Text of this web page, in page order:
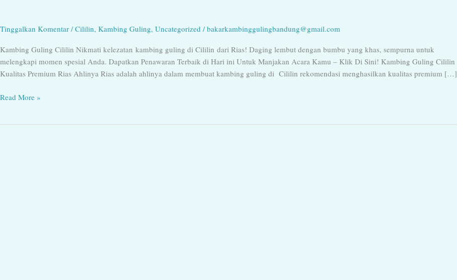
Tinggalkan Komentar /Cililin, Kambing Guling, Uncategorized /bakarkambinggulingbandung@gmail.com
Kambing Guling Cililin Nikmati kelezatan kambing guling di Cililin dari Rias! Daging lembut dengan bumbu yang khas, sempurna untuk
melengkapi momen spesial Anda. Dapatkan Penawaran Terbaik di Hari ini Untuk Manjakan Acara Kamu – Klik Di Sini! Kambing Guling Cililin
Kualitas Premium Rias Ahlinya Rias adalah ahlinya dalam membuat kambing guling di Cililin rekomendasi menghasilkan kualitas premium […]
Rias
082128000567
Read More »